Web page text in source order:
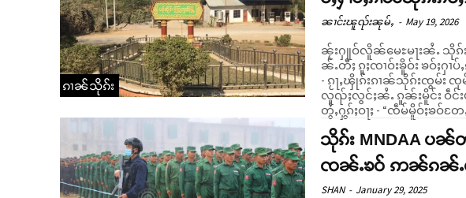
ၵၢၼ်သိုၵ်း
ၼၢင်းၽူၺ်းၼုမ်ႇ - May 19, 2026
ၼႂ်းႁူဝ်လိူၼ်မေႊမႃးၼႆႉ သိုၵ်းၵ
ၼ်ႉတီႈ ၵူႈၸၢဝ်းၶိူဝ်း ၶဝ်ႈႁၢ
- ၵႂႃႇၾိုၵ်းၵၢၼ်သိုၵ်းၸွမ်း ၸုမ်းသိုၵ်းလႂ်မႃးၵေႃႈယဝ်ႉ ဝႃႈၼႆ ။ ၵဵဝ်ႇၵပ်း
လူၺ်ႈလွင်ႈၼႆႉ ၵူၼ်းမိူင်း ဝဵင်း
တွႆႇႁွၵ်ႈဝႃႈ - “ၸဵမ်မိူဝ်ႈၶဝ်တႄႇ
သိုၵ်း MNDAA ပၼ်
ၸၼ်ႉၶဝ် ဢၼ်ၵၼ်
SHAN - January 29, 2025